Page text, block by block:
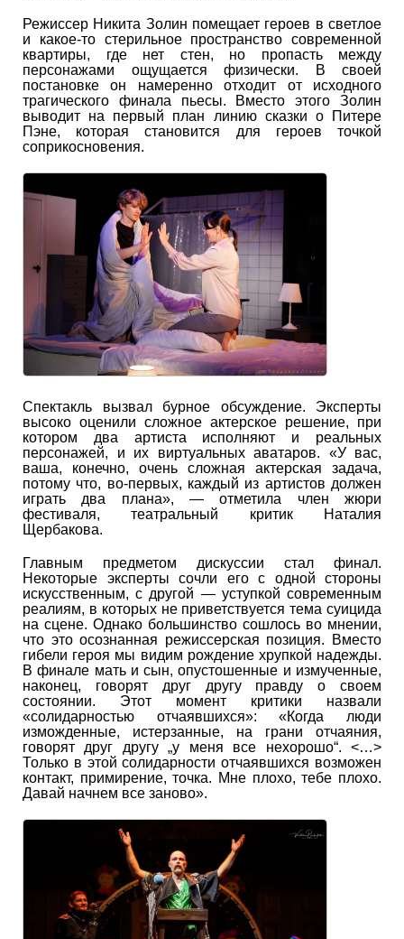
Режиссер Никита Золин помещает героев в светлое
и какое-то стерильное пространство современной
квартиры, где нет стен, но пропасть между
персонажами ощущается физически. В своей
постановке он намеренно отходит от исходного
трагического финала пьесы. Вместо этого Золин
выводит на первый план линию сказки о Питере
Пэне, которая становится для героев точкой
соприкосновения.
Спектакль вызвал бурное обсуждение. Эксперты
высоко оценили сложное актерское решение, при
котором два артиста исполняют и реальных
персонажей, и их виртуальных аватаров. «У вас,
ваша, конечно, очень сложная актерская задача,
потому что, во-первых, каждый из артистов должен
играть два плана», — отметила член жюри
фестиваля, театральный критик Наталия
Щербакова.
Главным предметом дискуссии стал финал.
Некоторые эксперты сочли его с одной стороны
искусственным, с другой — уступкой современным
реалиям, в которых не приветствуется тема суицида
на сцене. Однако большинство сошлось во мнении,
что это осознанная режиссерская позиция. Вместо
гибели героя мы видим рождение хрупкой надежды.
В финале мать и сын, опустошенные и измученные,
наконец, говорят друг другу правду о своем
состоянии. Этот момент критики назвали
«солидарностью отчаявшихся»: «Когда люди
изможденные, истерзанные, на грани отчаяния,
говорят друг другу „у меня все нехорошо“. <…>
Только в этой солидарности отчаявшихся возможен
контакт, примирение, точка. Мне плохо, тебе плохо.
Давай начнем все заново».